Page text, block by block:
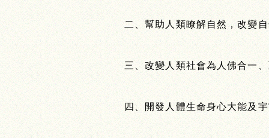
二、幫助人類瞭解自然，改變
三、改變人類社會為人佛合一
四、開發人體生命身心大能及